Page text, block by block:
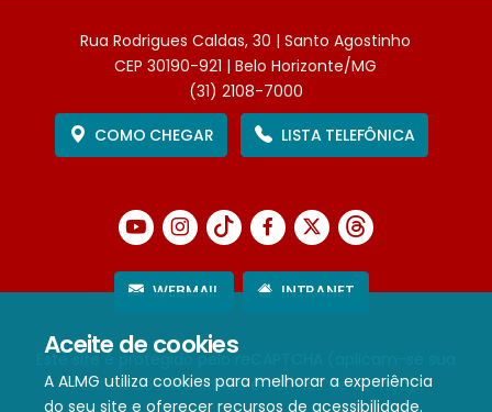
Aceite de cookies
A ALMG utiliza cookies para melhorar a experiência
do seu site e oferecer recursos de acessibilidade.
Rua Rodrigues Caldas, 30 | Santo Agostinho
CEP 30190-921 | Belo Horizonte/MG
(31) 2108-7000
COMO CHEGAR
LISTA TELEFÔNICA
WEBMAIL INTRANET
Este site é protegido pelo reCAPTCHA (aplicam-se sua
Política de PrivacidadeeTermos de Serviço).